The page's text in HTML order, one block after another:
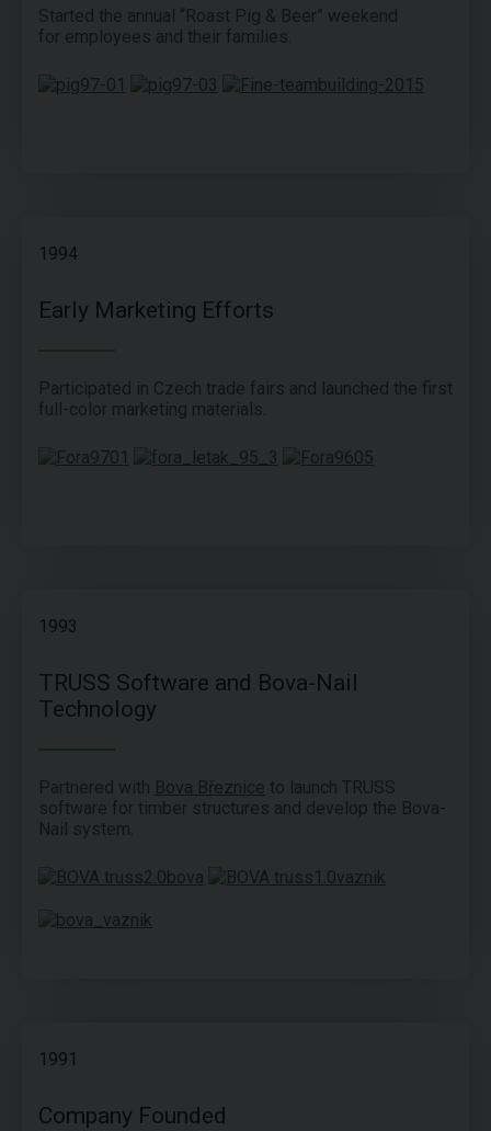
Started the annual “Roast Pig & Beer” weekend
for employees and their families.
1994
Early Marketing Efforts
Participated in Czech trade fairs and launched the first
full-color marketing materials.
1993
TRUSS Software and Bova-Nail
Technology
Partnered with Bova Březnice to launch TRUSS
software for timber structures and develop the Bova-
Nail system.
1991
Company Founded